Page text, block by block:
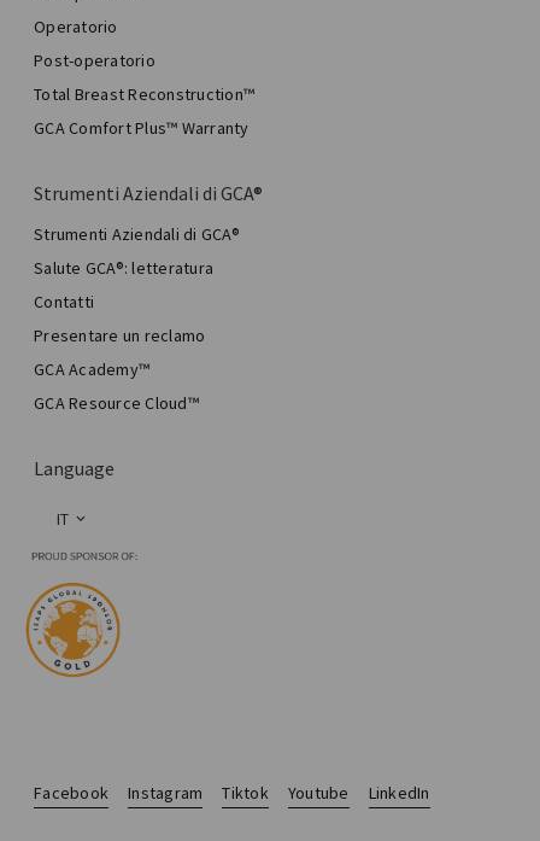
Operatorio
Post-operatorio
Total Breast Reconstruction™
GCA Comfort Plus™ Warranty
Strumenti Aziendali di GCA®
Strumenti Aziendali di GCA®
Salute GCA®: letteratura
Contatti
Presentare un reclamo
GCA Academy™
GCA Resource Cloud™
Language
IT
Facebook Instagram Tiktok Youtube LinkedIn